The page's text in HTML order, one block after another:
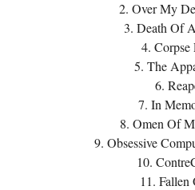
2. Over My
3. Death Of
4. Corpse
5. The
6.
7. In
8. Omen Of
9. Obsessive
10.
11. Fallen